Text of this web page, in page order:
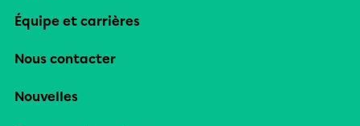
Équipe et carrières
Nous contacter
Nouvelles